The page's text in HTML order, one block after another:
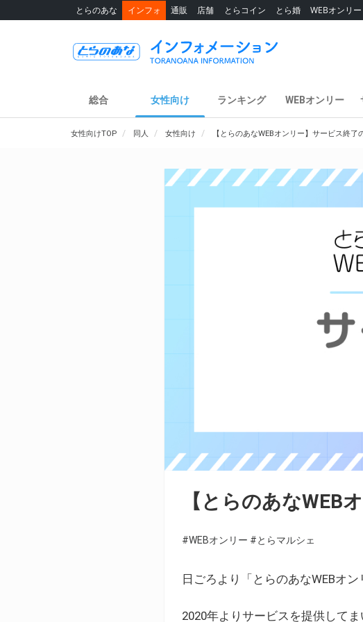
とらのあな インフォ 通販 店舗 とらコイン とら婚 WEBオンリー
総合 女性向け ランキング WEBオンリー
女性向けTOP 同人 女性向け 【とらのあなWEBオンリー】サービス終了
【とらのあなWEB
#WEBオンリー #とらマルシェ
日ごろより「とらのあなWEBオ
2020年よりサービスを提供して